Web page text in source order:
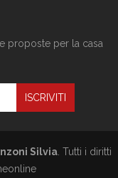
proposte per la casa
Silvia. Tutti i diritti